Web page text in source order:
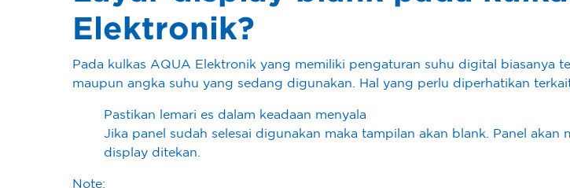
Elektronik?
Pada kulkas AQUA Elektronik yang memiliki pengaturan suhu digital biasanya
maupun angka suhu yang sedang digunakan. Hal yang perlu diperhatikan
Pastikan lemari es dalam keadaan menyala
Jika panel sudah selesai digunakan maka tampilan akan blank. Panel akan
display ditekan.
Note: